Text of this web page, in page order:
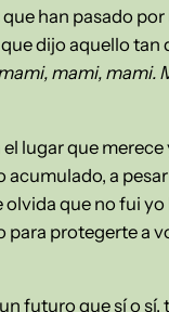
han pasado por
dijo aquello tan
mami, mami.
lugar que merece
a
olvida que no fui yo
para protegerte a
futuro que sí o sí,